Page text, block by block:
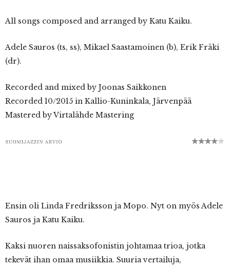
All songs composed and arranged by Katu Kaiku.
Adele Sauros (ts, ss), Mikael Saastamoinen (b), Erik Fräki
(dr).
Recorded and mixed by Joonas Saikkonen
Recorded 10/2015 in Kallio-Kuninkala, Järvenpää
Mastered by Virtalähde Mastering
Ensin oli Linda Fredriksson ja Mopo. Nyt on myös Adele
Sauros ja Katu Kaiku.
Kaksi nuoren naissaksofonistin johtamaa trioa, jotka
tekevät ihan omaa musiikkia. Suuria vertailuja,